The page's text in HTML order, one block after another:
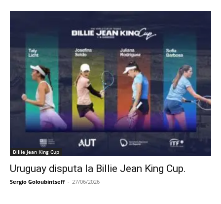
Billie Jean King Cup
Uruguay disputa la Billie Jean King Cup.
Sergio Goloubintseff - 27/06/2026